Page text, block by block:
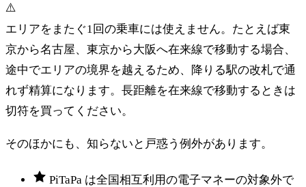
⚠️
エリアをまたぐ1回の乗車には使えません。たとえば東
京から名古屋、東京から大阪へ在来線で移動する場合、
途中でエリアの境界を越えるため、降りる駅の改札で通
れず精算になります。長距離を在来線で移動するときは
切符を買ってください。
そのほかにも、知らないと戸惑う例外があります。
PiTaPa は全国相互利用の電子マネーの対象外で